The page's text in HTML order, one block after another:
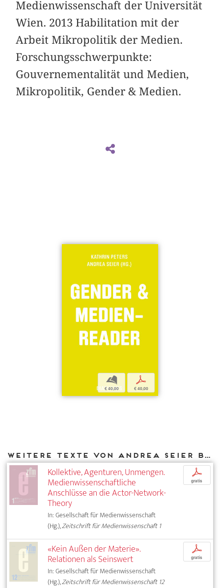
Medienwissenschaft der Universität
Wien. 2013 Habilitation mit der
Arbeit Mikropolitik der Medien.
Forschungsschwerpunkte:
Gouvernementalität und Medien,
Mikropolitik, Gender & Medien.
b
€ 40,00
p
€ 40,00
Weitere Texte von Andrea Seier bei DIAPHANES
Kollektive, Agenturen, Unmengen.
Medienwissenschaftliche
Anschlüsse an die Actor-Network-
Theory
In: Gesellschaft für Medienwissenschaft
(Hg.),Zeitschrift für Medienwissenschaft 1
p
gratis
«Kein Außen der Materie».
Relationen als Seinswert
In: Gesellschaft für Medienwissenschaft
(Hg.),Zeitschrift für Medienwissenschaft 12
p
gratis